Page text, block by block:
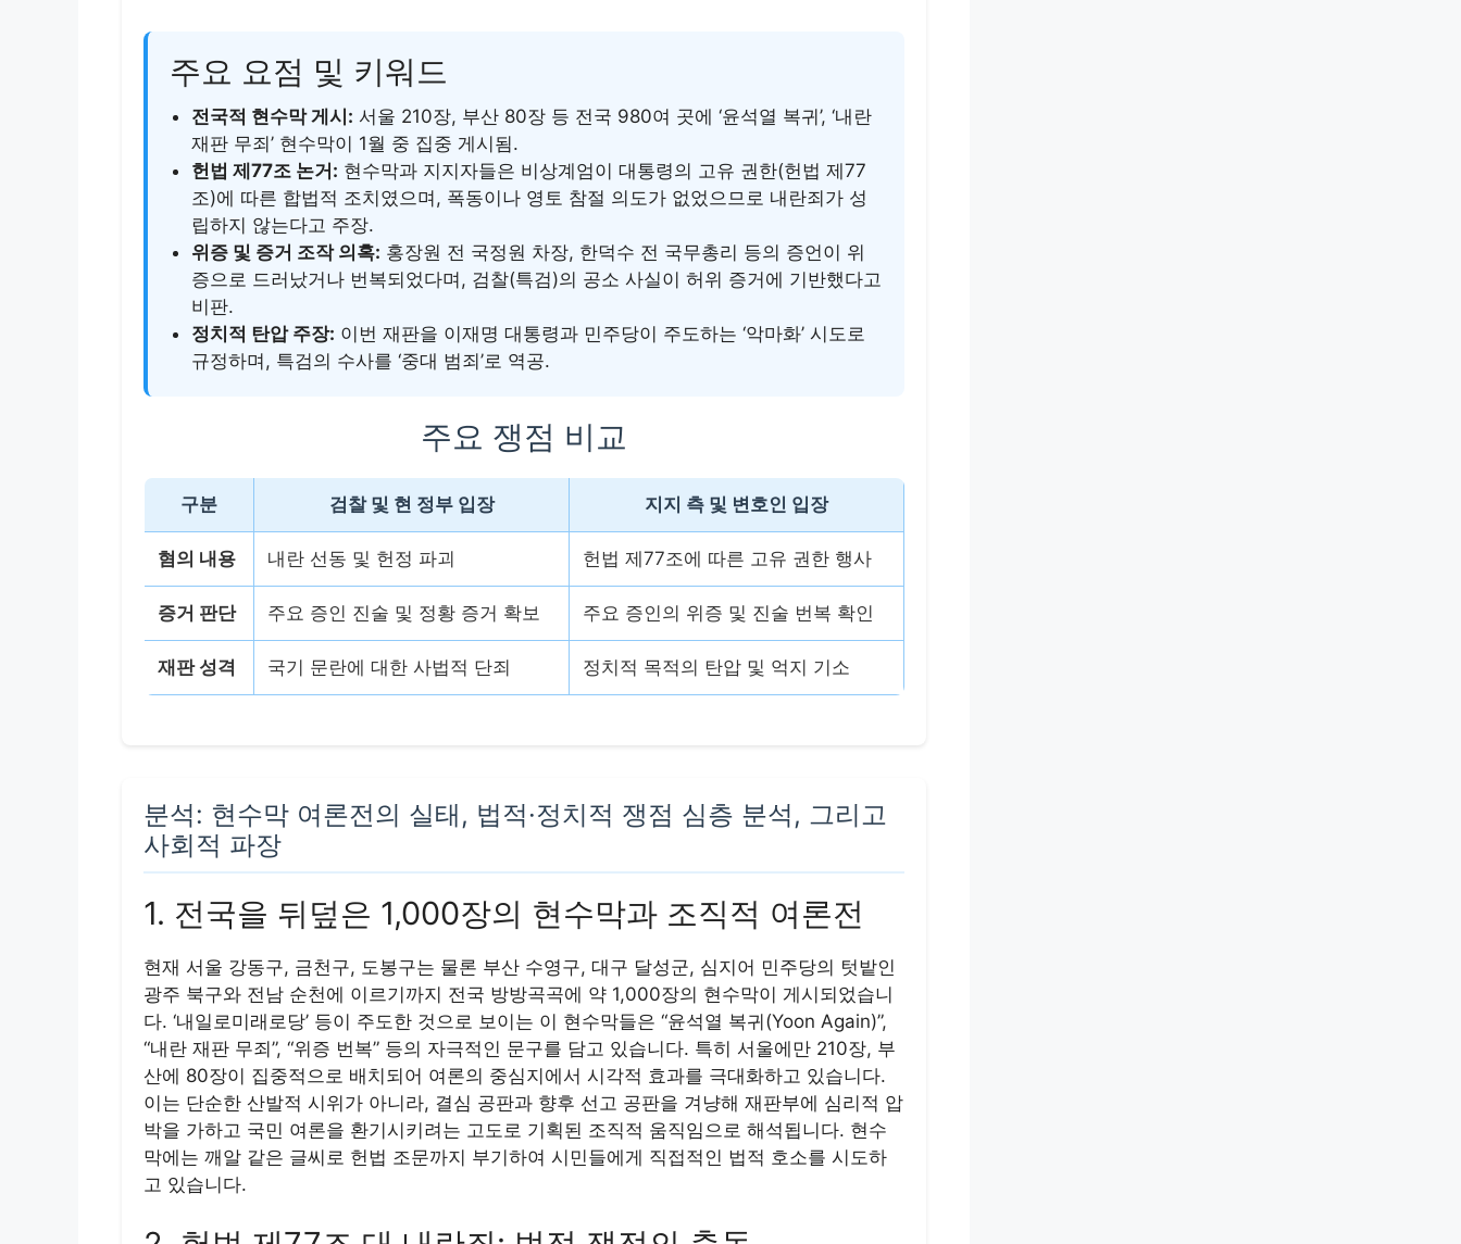
주요 요점 및 키워드
전국적 현수막 게시: 서울 210장, 부산 80장 등 전국 980여 곳에 ‘윤석열 복귀’, ‘내란
재판 무죄’ 현수막이 1월 중 집중 게시됨.
헌법 제77조 논거: 현수막과 지지자들은 비상계엄이 대통령의 고유 권한(헌법 제77
조)에 따른 합법적 조치였으며, 폭동이나 영토 참절 의도가 없었으므로 내란죄가 성
립하지 않는다고 주장.
위증 및 증거 조작 의혹: 홍장원 전 국정원 차장, 한덕수 전 국무총리 등의 증언이 위
증으로 드러났거나 번복되었다며, 검찰(특검)의 공소 사실이 허위 증거에 기반했다고
비판.
정치적 탄압 주장: 이번 재판을 이재명 대통령과 민주당이 주도하는 ‘악마화’ 시도로
규정하며, 특검의 수사를 ‘중대 범죄’로 역공.
주요 쟁점 비교
구분 검찰 및 현 정부 입장 지지 측 및 변호인 입장
혐의 내용 내란 선동 및 헌정 파괴 헌법 제77조에 따른 고유 권한 행사
증거 판단 주요 증인 진술 및 정황 증거 확보 주요 증인의 위증 및 진술 번복 확인
재판 성격 국기 문란에 대한 사법적 단죄 정치적 목적의 탄압 및 억지 기소
분석: 현수막 여론전의 실태, 법적·정치적 쟁점 심층 분석, 그리고
사회적 파장
1. 전국을 뒤덮은 1,000장의 현수막과 조직적 여론전
현재 서울 강동구, 금천구, 도봉구는 물론 부산 수영구, 대구 달성군, 심지어 민주당의 텃밭인
광주 북구와 전남 순천에 이르기까지 전국 방방곡곡에 약 1,000장의 현수막이 게시되었습니
다. ‘내일로미래로당’ 등이 주도한 것으로 보이는 이 현수막들은 “윤석열 복귀(Yoon Again)”,
“내란 재판 무죄”, “위증 번복” 등의 자극적인 문구를 담고 있습니다. 특히 서울에만 210장, 부
산에 80장이 집중적으로 배치되어 여론의 중심지에서 시각적 효과를 극대화하고 있습니다.
이는 단순한 산발적 시위가 아니라, 결심 공판과 향후 선고 공판을 겨냥해 재판부에 심리적 압
박을 가하고 국민 여론을 환기시키려는 고도로 기획된 조직적 움직임으로 해석됩니다. 현수
막에는 깨알 같은 글씨로 헌법 조문까지 부기하여 시민들에게 직접적인 법적 호소를 시도하
고 있습니다.